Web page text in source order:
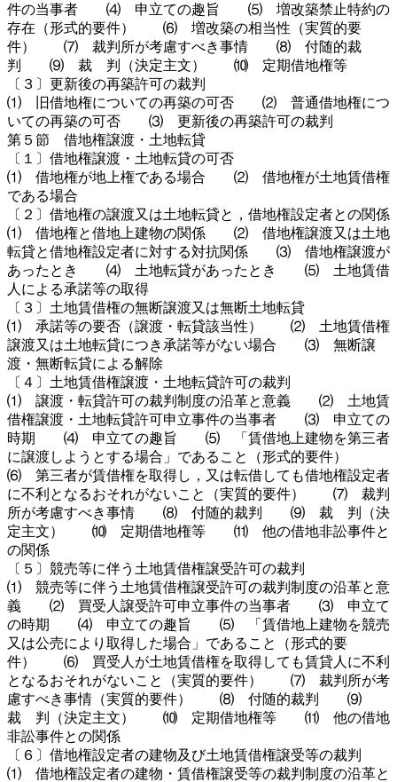
件の当事者 ⑷ 申立ての趣旨 ⑸ 増改築禁止特約の
存在（形式的要件） ⑹ 増改築の相当性（実質的要
件） ⑺ 裁判所が考慮すべき事情 ⑻ 付随的裁
判 ⑼ 裁 判（決定主文） ⑽ 定期借地権等
〔３〕更新後の再築許可の裁判
⑴ 旧借地権についての再築の可否 ⑵ 普通借地権につ
いての再築の可否 ⑶ 更新後の再築許可の裁判
第５節 借地権譲渡・土地転貸
〔１〕借地権譲渡・土地転貸の可否
⑴ 借地権が地上権である場合 ⑵ 借地権が土地賃借権
である場合
〔２〕借地権の譲渡又は土地転貸と，借地権設定者との関係
⑴ 借地権と借地上建物の関係 ⑵ 借地権譲渡又は土地
転貸と借地権設定者に対する対抗関係 ⑶ 借地権譲渡が
あったとき ⑷ 土地転貸があったとき ⑸ 土地賃借
人による承諾等の取得
〔３〕土地賃借権の無断譲渡又は無断土地転貸
⑴ 承諾等の要否（譲渡・転貸該当性） ⑵ 土地賃借権
譲渡又は土地転貸につき承諾等がない場合 ⑶ 無断譲
渡・無断転貸による解除
〔４〕土地賃借権譲渡・土地転貸許可の裁判
⑴ 譲渡・転貸許可の裁判制度の沿革と意義 ⑵ 土地賃
借権譲渡・土地転貸許可申立事件の当事者 ⑶ 申立ての
時期 ⑷ 申立ての趣旨 ⑸ 「賃借地上建物を第三者
に譲渡しようとする場合」であること（形式的要件）
⑹ 第三者が賃借権を取得し，又は転借しても借地権設定者
に不利となるおそれがないこと（実質的要件） ⑺ 裁判
所が考慮すべき事情 ⑻ 付随的裁判 ⑼ 裁 判（決
定主文） ⑽ 定期借地権等 ⑾ 他の借地非訟事件と
の関係
〔５〕競売等に伴う土地賃借権譲受許可の裁判
⑴ 競売等に伴う土地賃借権譲受許可の裁判制度の沿革と意
義 ⑵ 買受人譲受許可申立事件の当事者 ⑶ 申立て
の時期 ⑷ 申立ての趣旨 ⑸ 「賃借地上建物を競売
又は公売により取得した場合」であること（形式的要
件） ⑹ 買受人が土地賃借権を取得しても賃貸人に不利
となるおそれがないこと（実質的要件） ⑺ 裁判所が考
慮すべき事情（実質的要件） ⑻ 付随的裁判 ⑼
裁 判（決定主文） ⑽ 定期借地権等 ⑾ 他の借地
非訟事件との関係
〔６〕借地権設定者の建物及び土地賃借権譲受等の裁判
⑴ 借地権設定者の建物・賃借権譲受等の裁判制度の沿革と